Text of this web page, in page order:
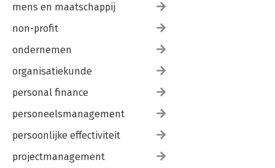
mens en maatschappij
non-profit
ondernemen
organisatiekunde
personal finance
personeelsmanagement
persoonlijke effectiviteit
projectmanagement